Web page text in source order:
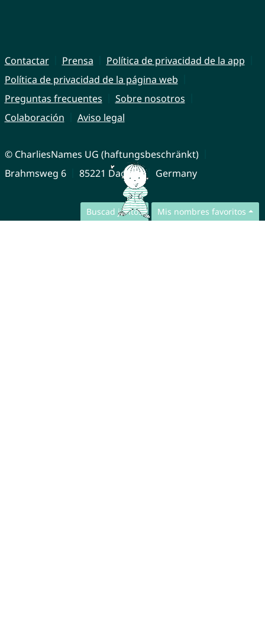
Buscad juntos Mis nombres favoritos
Contactar Prensa
Política de privacidad de la app
Política de privacidad de la página web
Preguntas frecuentes
Sobre nosotros
Colaboración
Aviso legal
© CharliesNames UG (haftungsbeschränkt)
Brahmsweg 6
85221 Dachau Germany